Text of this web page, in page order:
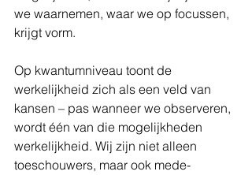
we waarnemen, waar we op focussen,
krijgt vorm.
Op kwantumniveau toont de
werkelijkheid zich als een veld van
kansen – pas wanneer we observeren,
wordt één van die mogelijkheden
werkelijkheid. Wij zijn niet alleen
toeschouwers, maar ook mede-